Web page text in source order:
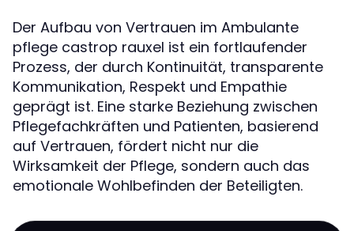
Der Aufbau von Vertrauen im Ambulante
pflege castrop rauxel ist ein fortlaufender
Prozess, der durch Kontinuität, transparente
Kommunikation, Respekt und Empathie
geprägt ist. Eine starke Beziehung zwischen
Pflegefachkräften und Patienten, basierend
auf Vertrauen, fördert nicht nur die
Wirksamkeit der Pflege, sondern auch das
emotionale Wohlbefinden der Beteiligten.